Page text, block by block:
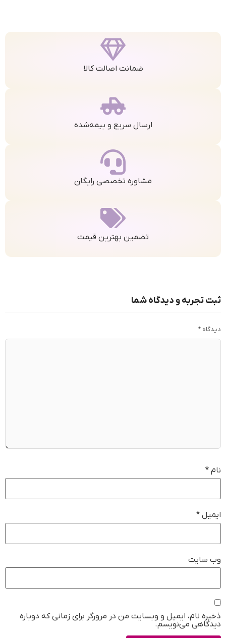
ضمانت اصالت کالا
ارسال سریع و بیمه‌شده
مشاوره تخصصی رایگان
تضمین بهترین قیمت
ثبت تجربه و دیدگاه شما
دیدگاه *
نام *
ایمیل *
وب‌ سایت
ذخیره نام، ایمیل و وبسایت من در مرورگر برای زمانی که دوباره
دیدگاهی می‌نویسم.